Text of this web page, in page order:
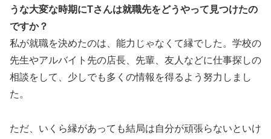
うな大変な時期にTさんは就職先をどうやって見つけたの
ですか？
私が就職を決めたのは、能力じゃなくて縁でした。学校の
先生やアルバイト先の店長、先輩、友人などに仕事探しの
相談をして、少しでも多くの情報を得るよう努力しまし
た。
ただ、いくら縁があっても結局は自分が頑張らないといけ